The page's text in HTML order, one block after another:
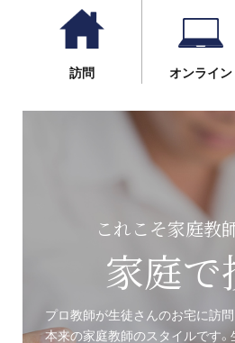
訪問 オンライン
これこそ家庭教
家庭で
プロ教師が生徒さんのお宅に訪問
本来の家庭教師のスタイルです